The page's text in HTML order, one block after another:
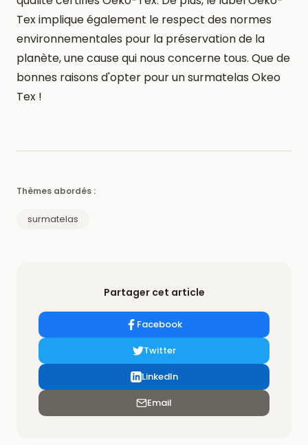
Tex implique également le respect des normes
environnementales pour la préservation de la
planète, une cause qui nous concerne tous. Que de
bonnes raisons d'opter pour un surmatelas Okeo
Tex !
Thèmes abordés :
surmatelas
Partager cet article
Facebook
Twitter
LinkedIn
Email